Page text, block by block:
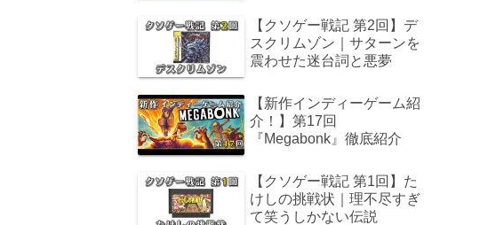
【クソゲー戦記 第2回】デ
スクリムゾン｜サターンを
震わせた迷台詞と悪夢
【新作インディーゲーム紹
介！】第17回
『Megabonk』徹底紹介
【クソゲー戦記 第1回】た
けしの挑戦状｜理不尽すぎ
て笑うしかない伝説